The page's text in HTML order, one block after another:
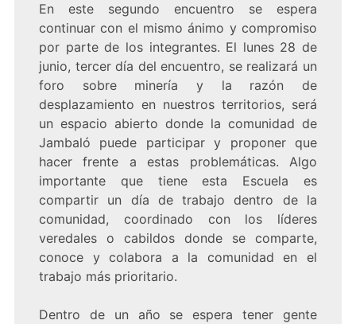
En este segundo encuentro se espera
continuar con el mismo ánimo y compromiso
por parte de los integrantes. El lunes 28 de
junio, tercer día del encuentro, se realizará un
foro sobre minería y la razón de
desplazamiento en nuestros territorios, será
un espacio abierto donde la comunidad de
Jambaló puede participar y proponer que
hacer frente a estas problemáticas. Algo
importante que tiene esta Escuela es
compartir un día de trabajo dentro de la
comunidad, coordinado con los líderes
veredales o cabildos donde se comparte,
conoce y colabora a la comunidad en el
trabajo más prioritario.
Dentro de un año se espera tener gente